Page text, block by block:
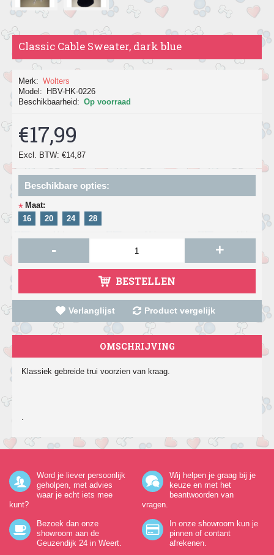
Classic Cable Sweater, dark blue
Merk: Wolters
Model:
HBV-HK-0226
Beschikbaarheid: Op voorraad
€17,99
Excl. BTW: €14,87
Beschikbare opties:
* Maat:
16
20 24 28
- +
BESTELLEN
Verlanglijst Product vergelijk
OMSCHRIJVING
Klassiek gebreide trui voorzien van kraag.
.
Word je liever persoonlijk
geholpen, met advies
waar je echt iets mee
kunt?
Wij helpen je graag bij je
keuze en met het
beantwoorden van
vragen.
Bezoek dan onze
showroom aan de
Geuzendijk 24 in Weert.
In onze showroom kun je
pinnen of contant
afrekenen.